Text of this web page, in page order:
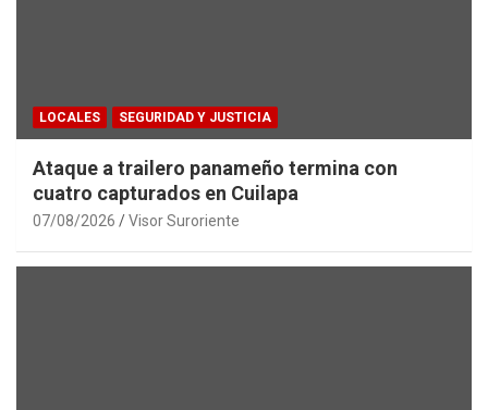
LOCALES SEGURIDAD Y JUSTICIA
Ataque a trailero panameño termina con
cuatro capturados en Cuilapa
07/08/2026 Visor Suroriente